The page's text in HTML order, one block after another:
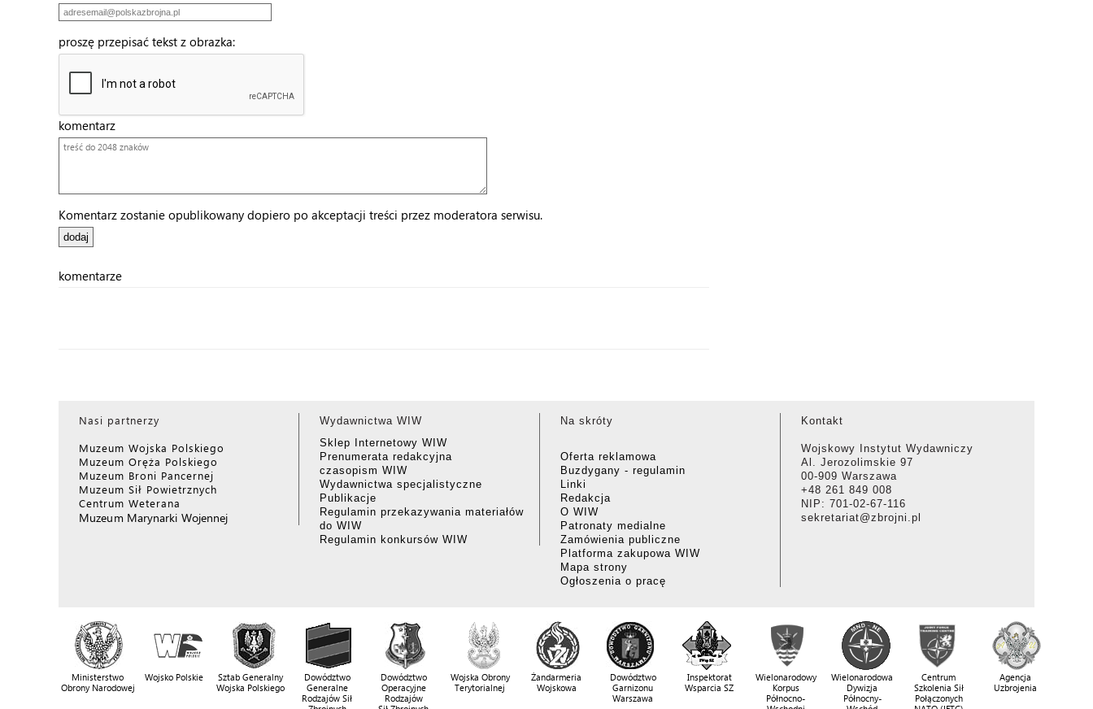
proszę przepisać tekst z obrazka:
komentarz
Komentarz zostanie opublikowany dopiero po akceptacji treści przez moderatora serwisu.
komentarze
Nasi partnerzy
Muzeum Wojska Polskiego
Muzeum Oręża Polskiego
Muzeum Broni Pancernej
Muzeum Sił Powietrznych
Centrum Weterana
Muzeum Marynarki Wojennej
Wydawnictwa WIW
Sklep Internetowy WIW
Prenumerata redakcyjna
czasopism WIW
Wydawnictwa specjalistyczne
Publikacje
Regulamin przekazywania materiałów
do WIW
Regulamin konkursów WIW
Na skróty
Oferta reklamowa
Buzdygany - regulamin
Linki
Redakcja
O WIW
Patronaty medialne
Zamówienia publiczne
Platforma zakupowa WIW
Mapa strony
Ogłoszenia o pracę
Kontakt
Wojskowy Instytut Wydawniczy
Al. Jerozolimskie 97
00-909 Warszawa
+48 261 849 008
NIP: 701-02-67-116
sekretariat@zbrojni.pl
Ministerstwo
Obrony Narodowej
Wojsko Polskie
Sztab Generalny
Wojska Polskiego
Dowództwo
Generalne
Rodzajów Sił
Dowództwo
Operacyjne
Rodzajów
Wojska Obrony
Terytorialnej
Żandarmeria
Wojskowa
Dowództwo
Garnizonu
Warszawa
Inspektorat
Wsparcia SZ
Wielonarodowy
Korpus
Północno-
Wielonarodowa
Dywizja
Północny-
Centrum
Szkolenia Sił
Połączonych
Agencja
Uzbrojenia